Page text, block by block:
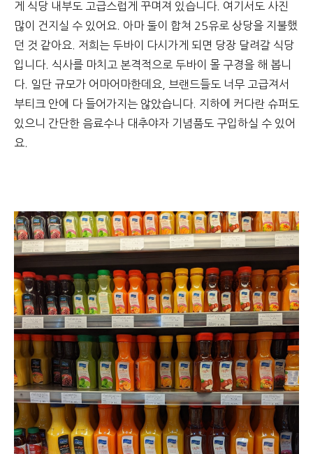
게 식당 내부도 고급스럽게 꾸며져 있습니다. 여기서도 사진
많이 건지실 수 있어요. 아마 둘이 합쳐 25유로 상당을 지불했
던 것 같아요. 저희는 두바이 다시가게 되면 당장 달려갈 식당
입니다. 식사를 마치고 본격적으로 두바이 몰 구경을 해 봅니
다. 일단 규모가 어마어마한데요, 브랜드들도 너무 고급져서
부티크 안에 다 들어가지는 않았습니다. 지하에 커다란 슈퍼도
있으니 간단한 음료수나 대추야자 기념품도 구입하실 수 있어
요.